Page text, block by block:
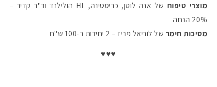
מוצרי טיפוח
של אנה לוטן, כריסטינה, HL הולילנד וד"ר קדיר –
20% הנחה
מסיכות חימר של לוריאל פריז – 2 יחידות ב-100 ש"ח
♥♥♥